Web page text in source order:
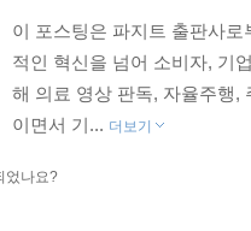
이 포스팅은 파지트 출판사
적인 혁신을 넘어 소비자, 기
해 의료 영상 판독, 자율주행,
이면서 기... 더보기
었나요?